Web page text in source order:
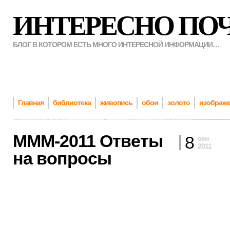
ИНТЕРЕСНО
БЛОГ В КОТОРОМ ЕСТЬ МНОГО ИНТЕРЕСНОЙ ИНФОРМАЦИИ…
Главная библиотека живопись обои золото
MMM-2011 Ответы
на вопросы
8 сен
2011